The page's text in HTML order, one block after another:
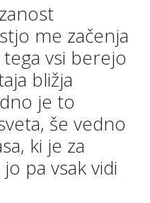
me začenja
vsi berejo
bližja
je to
še vedno
ki je za
pa vsak vidi